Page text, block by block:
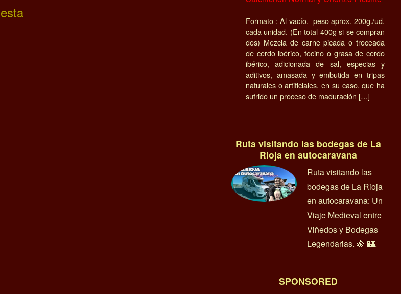
Formato : Al vacío. peso aprox. 200g./ud.
cada unidad. (En total 400g si se compran
dos) Mezcla de carne picada o troceada
de cerdo ibérico, tocino o grasa de cerdo
ibérico, adicionada de sal, especias y
aditivos, amasada y embutida en tripas
naturales o artificiales, en su caso, que ha
sufrido un proceso de maduración […]
Ruta visitando las bodegas de La
Rioja en autocaravana
Ruta visitando las
bodegas de La Rioja
en autocaravana: Un
Viaje Medieval entre
Viñedos y Bodegas
Legendarias. 🍇 🏰.
SPONSORED